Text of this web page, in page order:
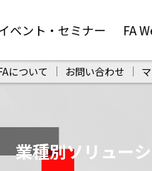
ベント・セミナー FA
について お問い合わせ
業種別ソリュー